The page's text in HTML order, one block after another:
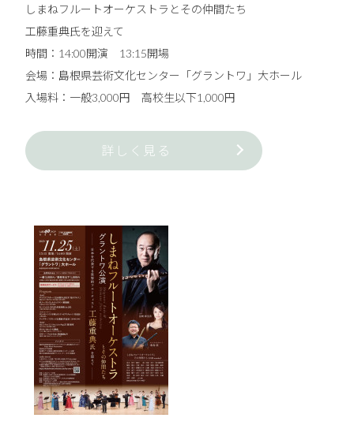
しまねフルートオーケストラとその仲間たち
工藤重典氏を迎えて
時間：14:00開演 13:15開場
会場：島根県芸術文化センター「グラントワ」大ホール
入場料：一般3,000円 高校生以下1,000円
詳しく見る